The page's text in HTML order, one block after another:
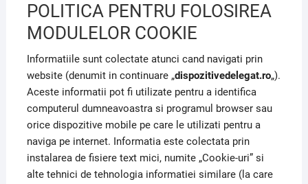
POLITICA PENTRU FOLOSIREA
MODULELOR COOKIE
Informatiile sunt colectate atunci cand navigati prin
website (denumit in continuare „dispozitivedelegat.ro„).
Aceste informatii pot fi utilizate pentru a identifica
computerul dumneavoastra si programul browser sau
orice dispozitive mobile pe care le utilizati pentru a
naviga pe internet. Informatia este colectata prin
instalarea de fisiere text mici, numite „Cookie-uri” si
alte tehnici de tehnologia informatiei similare (la care